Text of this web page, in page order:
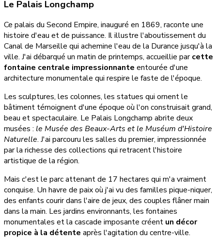
Le Palais Longchamp
Ce palais du Second Empire, inauguré en 1869, raconte une
histoire d'eau et de puissance. Il illustre l'aboutissement du
Canal de Marseille qui achemine l'eau de la Durance jusqu'à la
ville. J'ai débarqué un matin de printemps, accueillie parcette
fontaine centrale impressionnante entourée d'une
architecture monumentale qui respire le faste de l'époque.
Les sculptures, les colonnes, les statues qui ornent le
bâtiment témoignent d'une époque où l'on construisait grand,
beau et spectaculaire. Le Palais Longchamp abrite deux
musées : le Musée des Beaux-Arts et le Muséum d'Histoire
Naturelle. J'ai parcouru les salles du premier, impressionnée
par la richesse des collections qui retracent l'histoire
artistique de la région.
Mais c'est le parc attenant de 17 hectares qui m'a vraiment
conquise. Un havre de paix où j'ai vu des familles pique-niquer,
des enfants courir dans l'aire de jeux, des couples flâner main
dans la main. Les jardins environnants, les fontaines
monumentales et la cascade imposante créent un décor
propice à la détente après l'agitation du centre-ville.